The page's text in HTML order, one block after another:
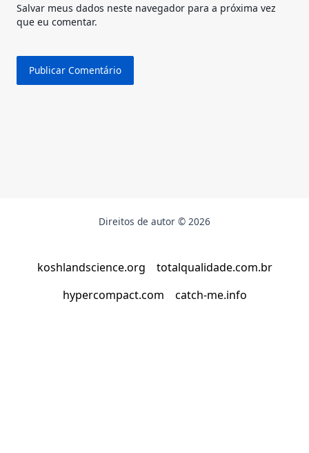
Salvar meus dados neste navegador para a próxima vez
que eu comentar.
Direitos de autor © 2026
koshlandscience.org
totalqualidade.com.br
hypercompact.com
catch-me.info